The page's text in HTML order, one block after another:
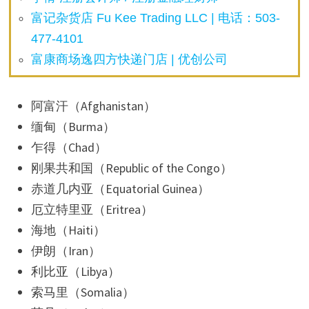
富记杂货店 Fu Kee Trading LLC | 电话：503-
477-4101
富康商场逸四方快递门店 | 优创公司
阿富汗（Afghanistan）
缅甸（Burma）
乍得（Chad）
刚果共和国（Republic of the Congo）
赤道几内亚（Equatorial Guinea）
厄立特里亚（Eritrea）
海地（Haiti）
伊朗（Iran）
利比亚（Libya）
索马里（Somalia）